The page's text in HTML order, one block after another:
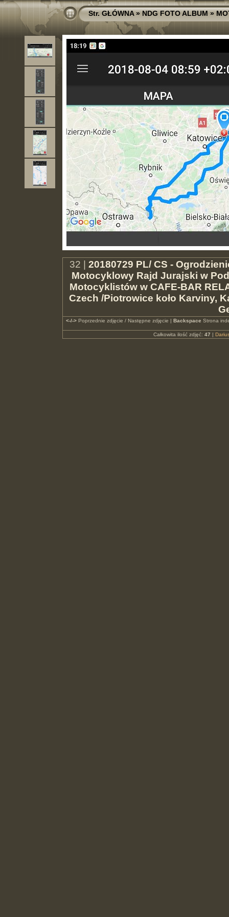
Str. GŁÓWNA»NDG FOTO ALBUM»
32 | 20180729 PL/ CS -
Motocyklowy Rajd Jurajski w
Motocyklistów w CAFE-BAR
Czech /Piotrowice koło Karviny,
<-/->Poprzednie zdjęcie / Następne zdjęcie | Backspace Strona
Całkowita ilość zdjęć: 47 |